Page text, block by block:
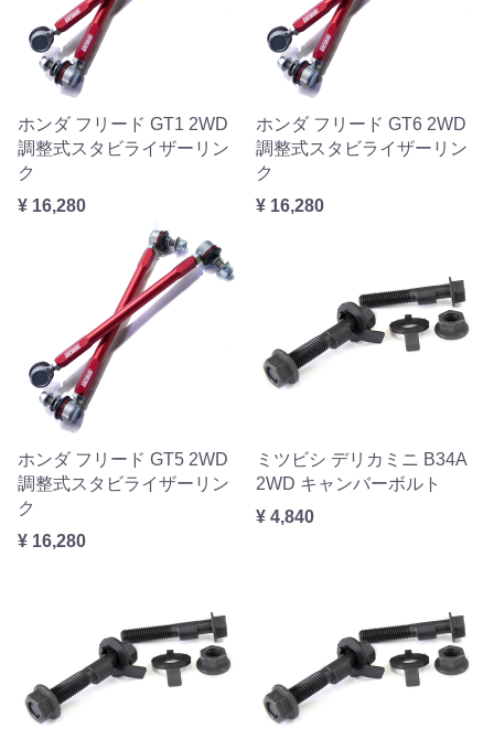
ホンダ フリード GT1 2WD
調整式スタビライザーリン
ク
¥ 16,280
ホンダ フリード GT6 2WD
調整式スタビライザーリン
ク
¥ 16,280
ホンダ フリード GT5 2WD
調整式スタビライザーリン
ク
¥ 16,280
ミツビシ デリカミニ B34A
2WD キャンバーボルト
¥ 4,840